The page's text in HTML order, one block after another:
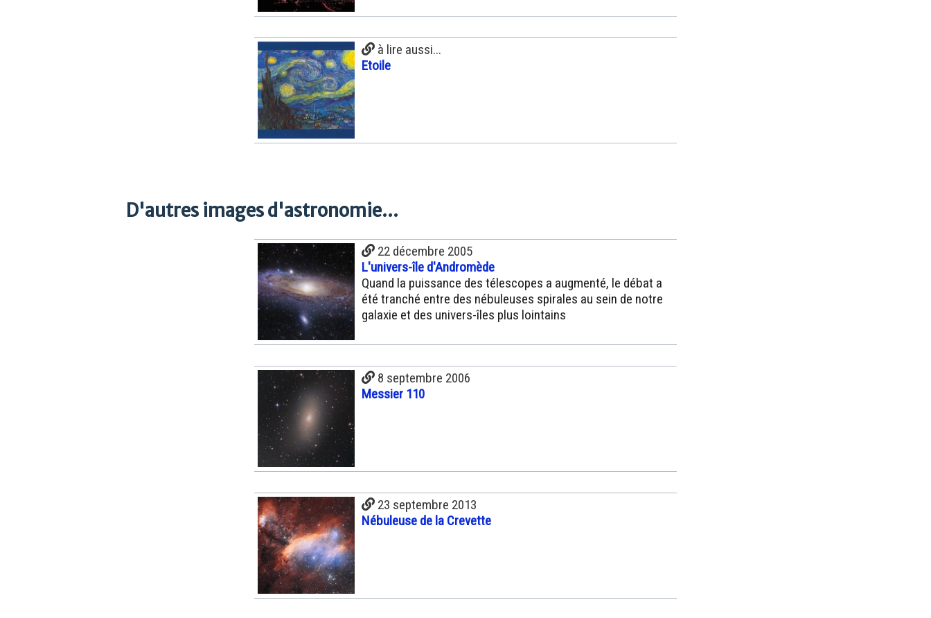
à lire aussi...
Etoile
D'autres images d'astronomie...
22 décembre 2005
L'univers-île d'Andromède
Quand la puissance des télescopes a augmenté, le débat a
été tranché entre des nébuleuses spirales au sein de notre
galaxie et des univers-îles plus lointains
8 septembre 2006
Messier 110
23 septembre 2013
Nébuleuse de la Crevette